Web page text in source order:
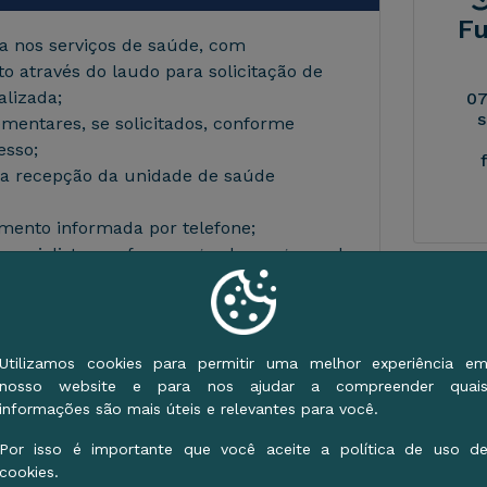
nos serviços de saúde, com
através do laudo para solicitação de
se solicitados, conforme
recepção da unidade de saúde
informada por telefone;
conforme agenda programada.
e do profissional.
é possível o paciente esperar menos de 1
(ortopedia, psiquiatria, pediatria
Utilizamos cookies para permitir uma melhor experiência em
nosso website e para nos ajudar a compreender quais
informações são mais úteis e relevantes para você.
Por isso é importante que você aceite a política de uso de
cookies.